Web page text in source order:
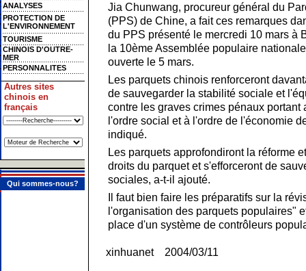
ANALYSES
PROTECTION DE
L'ENVIRONNEMENT
TOURISME
CHINOIS D'OUTRE-
MER
PERSONNALITES
Autres sites
chinois en
français
Qui sommes-nous?
Jia Chunwang, procureur général du
(PPS) de Chine, a fait ces remarques
du PPS présenté le mercredi 10 mars à
la 10ème Assemblée populaire
ouverte le 5 mars.
Les parquets chinois renforceront
de sauvegarder la stabilité sociale et
contre les graves crimes pénaux portant
l'ordre social et à l'ordre de l'économie
indiqué.
Les parquets approfondiront la réforme
droits du parquet et s'efforceront de
sociales, a-t-il ajouté.
Il faut bien faire les préparatifs sur la
l'organisation des parquets populaires"
place d'un système de contrôleurs
xinhuanet 2004/03/11